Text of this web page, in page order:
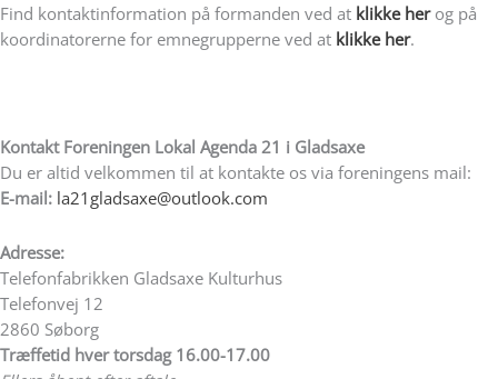
Find kontaktinformation på formanden ved at klikke herog på
koordinatorerne for emnegrupperne ved at klikke her.
Kontakt Foreningen Lokal Agenda 21 i Gladsaxe
Du er altid velkommen til at kontakte os via foreningens mail:
E-mail: la21gladsaxe@outlook.com
Adresse:
Telefonfabrikken Gladsaxe Kulturhus
Telefonvej 12
2860 Søborg
Træffetid hver torsdag 16.00-17.00